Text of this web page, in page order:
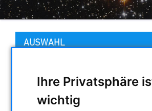
Ihre Privatsphäre
wichtig
AUSWAHL
KATEGORIEN
NACHTSICHTGERÄTE ,